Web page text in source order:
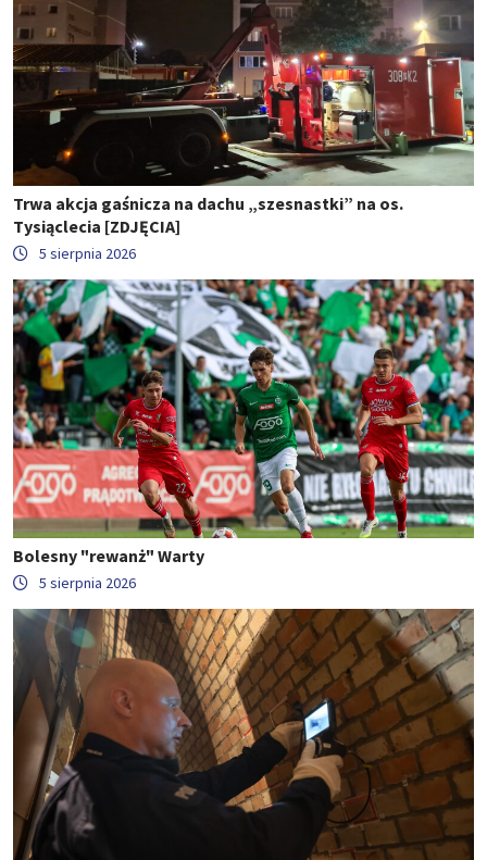
Trwa akcja gaśnicza na dachu „szesnastki” na os.
Tysiąclecia [ZDJĘCIA]
5 sierpnia 2026
Bolesny "rewanż" Warty
5 sierpnia 2026